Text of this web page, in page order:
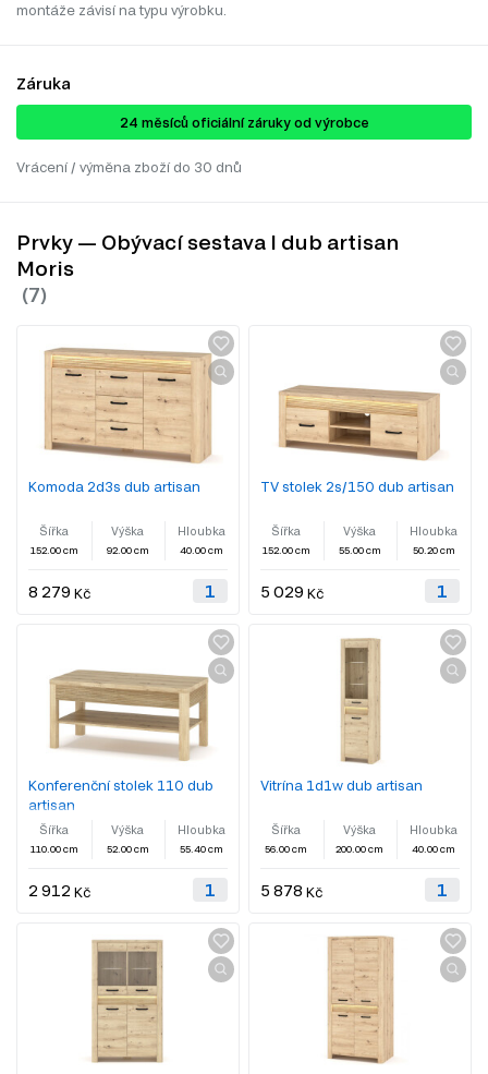
montáže závisí na typu výrobku.
Záruka
24 ​​​​měsíců oficiální záruky od výrobce
Vrácení / výměna zboží do 30 dnů
Prvky — Obývací sestava I dub artisan
Moris
Komoda 2d3s dub artisan
Šířka
152.00 cm
Výška
92.00 cm
Hloubka
40.00 cm
8 279 Kč
TV stolek 2s/150 dub artisan
Šířka
152.00 cm
Výška
55.00 cm
Hloubka
50.20 cm
5 029 Kč
Konferenční stolek 110 dub
artisan
Šířka
110.00 cm
Výška
52.00 cm
Hloubka
55.40 cm
2 912 Kč
Vitrína 1d1w dub artisan
Šířka
56.00 cm
Výška
200.00 cm
Hloubka
40.00 cm
5 878 Kč